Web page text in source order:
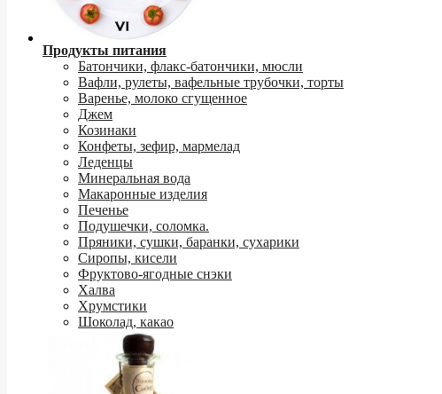
Продукты питания
Батончики, флакс-батончики, мюсли
Вафли, рулеты, вафельные трубочки, торты
Варенье, молоко сгущенное
Джем
Козинаки
Конфеты, зефир, мармелад
Леденцы
Минеральная вода
Макаронные изделия
Печенье
Подушечки, соломка.
Пряники, сушки, баранки, сухарики
Сиропы, кисели
Фруктово-ягодные снэки
Халва
Хрумстики
Шоколад, какао